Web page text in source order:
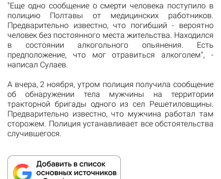
"Еще одно сообщение о смерти человека поступило в
полицию Полтавы от медицинских работников.
Предварительно известно, что погибший - вероятно
человек без постоянного места жительства. Находился
в состоянии алкогольного опьянения. Есть
предположение, что мог отравиться алкоголем", -
написал Сулаев.
А вчера, 2 ноября, утром полиция получила сообщение
об обнаружении тела мужчины на территории
тракторной бригады одного из сел Решетиловщины.
Предварительно известно, что мужчина работал там
сторожем. Полиция устанавливает все обстоятельства
случившегося.